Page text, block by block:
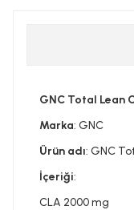
GNC Total Lean
Marka: GNC
Ürün adı: GNC
İçeriği:
CLA 2000 mg